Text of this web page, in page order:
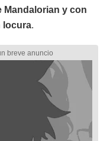
y con
locura.